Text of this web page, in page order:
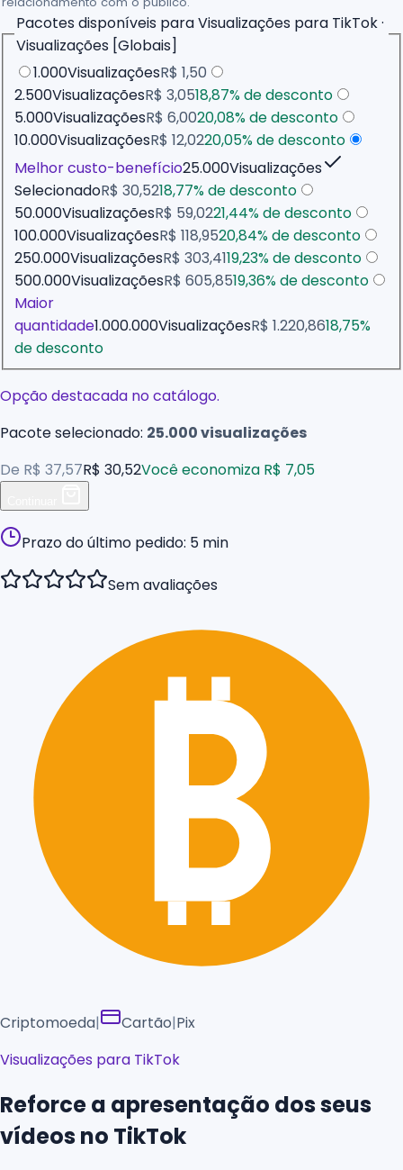
Pacotes disponíveis paraVisualizações para TikTok ·
Visualizações [Globais]
1.000VisualizaçõesR$ 1,50
2.500VisualizaçõesR$ 3,0518,87% de desconto
5.000VisualizaçõesR$ 6,0020,08% de desconto
10.000VisualizaçõesR$ 12,0220,05% de desconto
Melhor custo-benefício25.000Visualizações
SelecionadoR$ 30,5218,77% de desconto
50.000VisualizaçõesR$ 59,0221,44% de desconto
100.000VisualizaçõesR$ 118,9520,84% de desconto
250.000VisualizaçõesR$ 303,4119,23% de desconto
500.000VisualizaçõesR$ 605,8519,36% de desconto
Maior
quantidade1.000.000VisualizaçõesR$ 1.220,8618,75%
de desconto
Opção destacada no catálogo.
Pacote selecionado: 25.000visualizações
De R$ 37,57R$ 30,52Você economiza R$ 7,05
Prazo do último pedido: 5 min
Sem avaliações
Criptomoeda| Cartão|Pix
Visualizações para TikTok
Reforce a apresentação dos seus
vídeos no TikTok